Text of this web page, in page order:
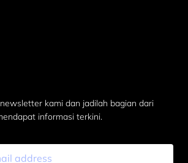
kami dan jadilah bagian dari
informasi terkini.